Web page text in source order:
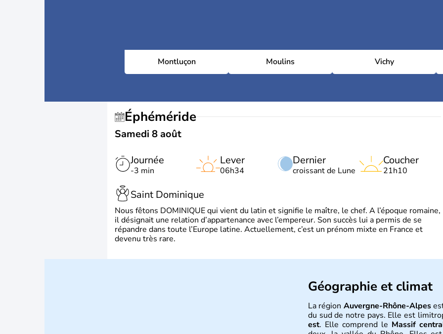
Montluçon Moulins Vichy
Éphéméride
Samedi 8 août
Journée
-3 min
Dernier
croissant de Lune
Lever
06h34
Coucher
21h10
Saint Dominique
Nous fêtons DOMINIQUE qui vient du latin et signifie le maître, le chef. A l’époque romaine,
il désignait une relation d’appartenance avec l’empereur. Son succès lui a permis de se
répandre dans toute l’Europe latine. Actuellement, c’est un prénom mixte en France et
devenu très rare.
Géographie et climat
La région Auvergne-Rhône-Alpes
du sud de notre pays. Elle est
est. Elle comprend le Massif